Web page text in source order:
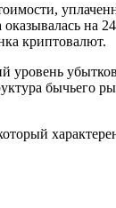
оказывалась
криптовалют.
бычьего